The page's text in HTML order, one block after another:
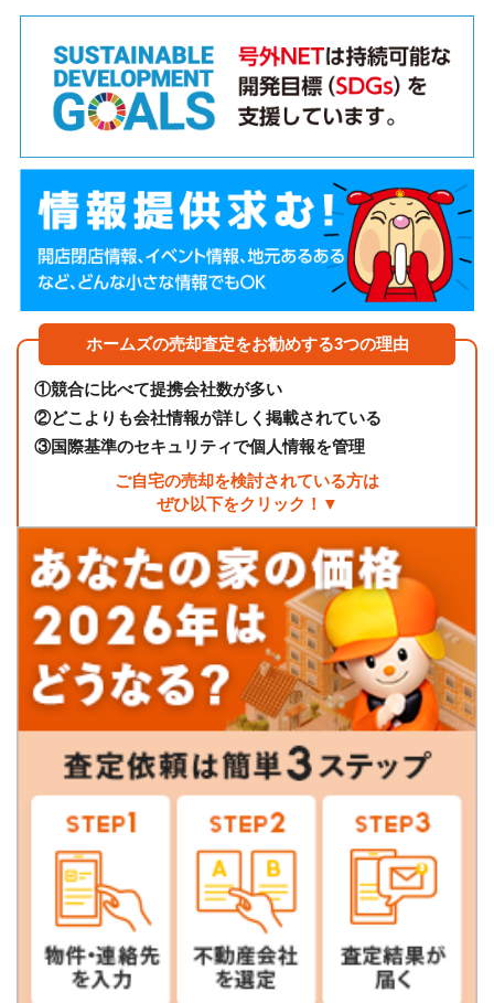
ホームズの売却査定をお勧めする3つの理由
①競合に比べて提携会社数が多い
②どこよりも会社情報が詳しく掲載されている
③国際基準のセキュリティで個人情報を管理
ご自宅の売却を検討されている方は
ぜひ以下をクリック！▼